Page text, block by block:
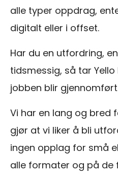
alle typer oppdrag,
digitalt eller i offset.
Har du en utfordring,
tidsmessig, så tar
jobben blir
Vi har en lang og bred
gjør at vi liker å bli
ingen opplag for små
alle formater og på de